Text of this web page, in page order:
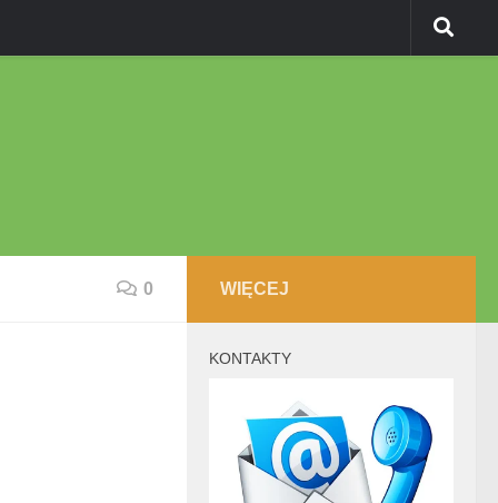
0 WIĘCEJ
KONTAKTY